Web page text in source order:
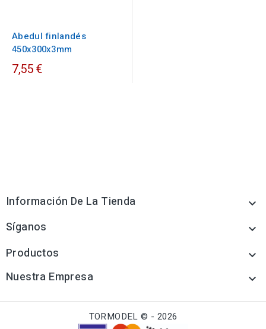
Abedul finlandés
450x300x3mm
7,55 €
Información De La Tienda 
Síganos 
Productos 
Nuestra Empresa 
TORMODEL © - 2026